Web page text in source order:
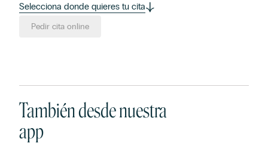
Selecciona donde quieres tu cita
Pedir cita online
También desde nuestra
app